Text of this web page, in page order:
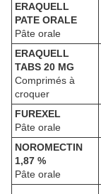
ERAQUELL
PATE ORALE
Pâte orale
ERAQUELL
TABS 20 MG
Comprimés à
croquer
FUREXEL
Pâte orale
NOROMECTIN
1,87 %
Pâte orale